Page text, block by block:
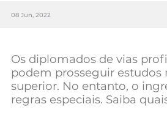
Sociedade
Negócios
Mundial 2026
08 Jun, 2022
Os diplomados de vias
podem prosseguir estudos
superior. No entanto, o
regras especiais. Saiba